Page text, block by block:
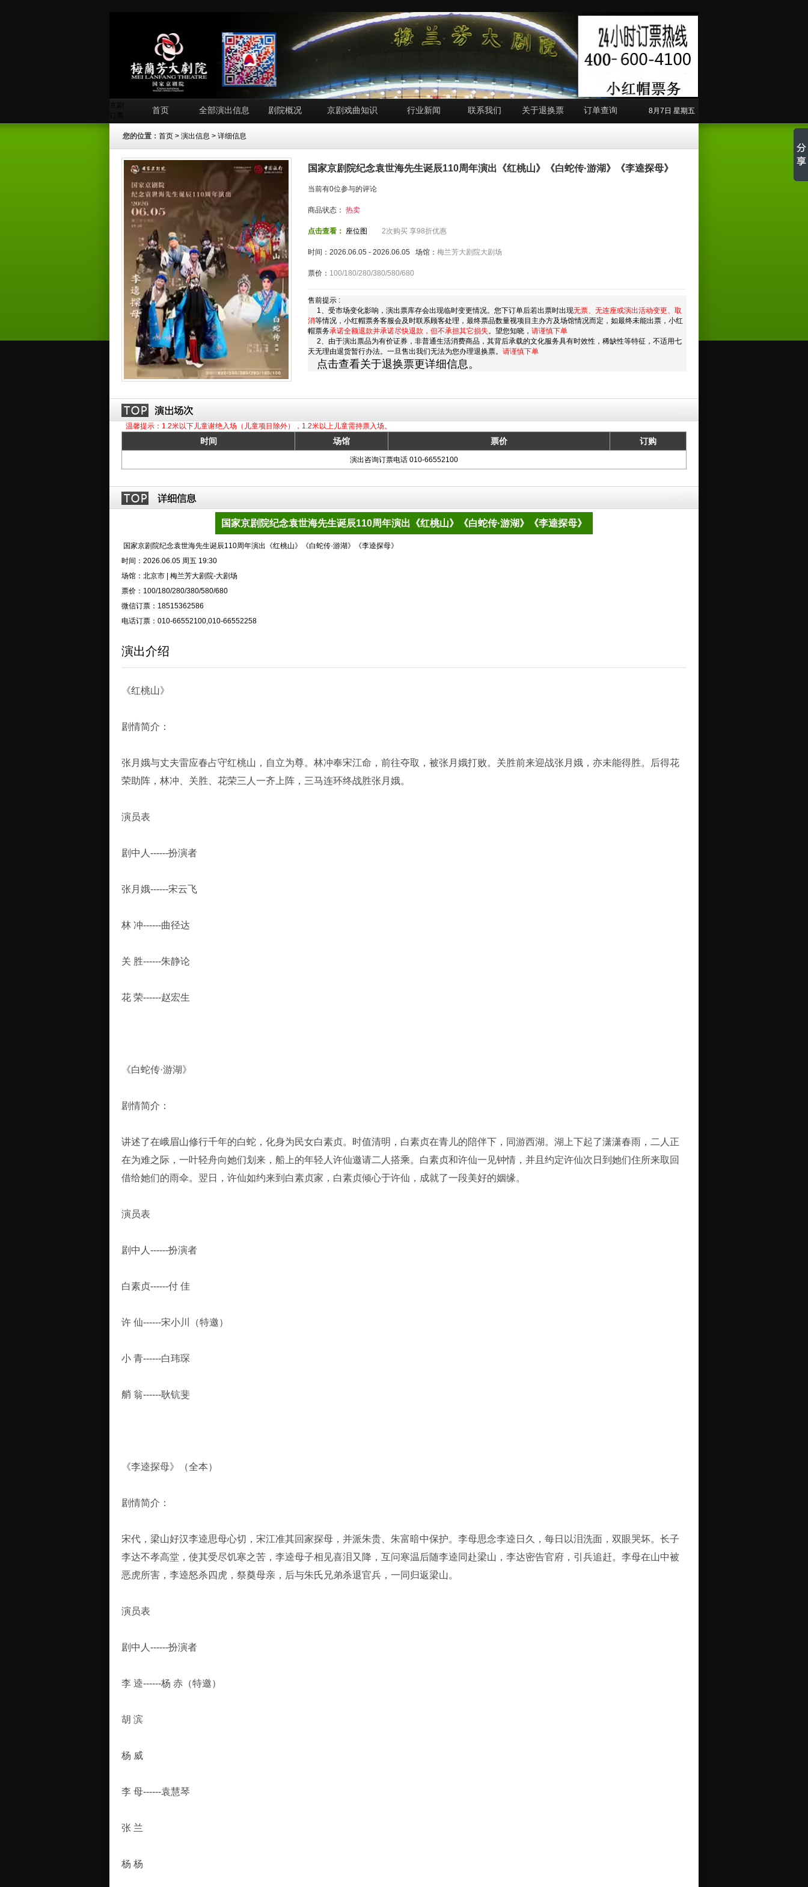
首页 全部演出信息 剧院概况 京剧戏曲知识 行业新闻 联系我们 关于退换票 订单查询 8月7日 星期五
您的位置： 首页 > 演出信息 > 详细信息
国家京剧院纪念袁世海先生诞辰110周年演出《红桃山》《白蛇传·游湖》《李逵探母》
当前有0位参与的评论
商品状态： 热卖
点击查看： 座位图 2次购买 享98折优惠
时间：2026.06.05 - 2026.06.05 场馆： 梅兰芳大剧院大剧场
票价： 100/180/280/380/580/680
售前提示 :
1、受市场变化影响，演出票库存会出现临时变更情况。您下订单后若出票时出现无票、无连座或演出活动变更、取
消等情况，小红帽票务客服会及时联系顾客处理，最终票品数量视项目主办方及场馆情况而定，如最终未能出票，小红
帽票务承诺全额退款并承诺尽快退款，但不承担其它损失。望您知晓， 请谨慎下单
2、由于演出票品为有价证券，非普通生活消费商品，其背后承载的文化服务具有时效性，稀缺性等特征，不适用七
天无理由退货暂行办法。一旦售出我们无法为您办理退换票。 请谨慎下单
点击查看关于退换票更详细信息。
温馨提示：1.2米以下儿童谢绝入场（儿童项目除外），1.2米以上儿童需持票入场。
时间 场馆 票价 订购
演出咨询订票电话 010-66552100
国家京剧院纪念袁世海先生诞辰110周年演出《红桃山》《白蛇传·游湖》《李逵探母》
国家京剧院纪念袁世海先生诞辰110周年演出《红桃山》《白蛇传·游湖》《李逵探母》
时间：2026.06.05 周五 19:30
场馆：北京市 | 梅兰芳大剧院-大剧场
票价：100/180/280/380/580/680
微信订票：18515362586
电话订票：010-66552100,010-66552258
演出介绍
《红桃山》
剧情简介：
张月娥与丈夫雷应春占守红桃山，自立为尊。林冲奉宋江命，前往夺取，被张月娥打败。关胜前来迎战张月娥，亦未能得胜。后得花
荣助阵，林冲、关胜、花荣三人一齐上阵，三马连环终战胜张月娥。
演员表
剧中人------扮演者
张月娥------宋云飞
林 冲------曲径达
关 胜------朱静论
花 荣------赵宏生
《白蛇传·游湖》
剧情简介：
讲述了在峨眉山修行千年的白蛇，化身为民女白素贞。时值清明，白素贞在青儿的陪伴下，同游西湖。湖上下起了潇潇春雨，二人正
在为难之际，一叶轻舟向她们划来，船上的年轻人许仙邀请二人搭乘。白素贞和许仙一见钟情，并且约定许仙次日到她们住所来取回
借给她们的雨伞。翌日，许仙如约来到白素贞家，白素贞倾心于许仙，成就了一段美好的姻缘。
演员表
剧中人------扮演者
白素贞------付 佳
许 仙------宋小川（特邀）
小 青------白玮琛
艄 翁------耿钪斐
《李逵探母》（全本）
剧情简介：
宋代，梁山好汉李逵思母心切，宋江准其回家探母，并派朱贵、朱富暗中保护。李母思念李逵日久，每日以泪洗面，双眼哭坏。长子
李达不孝高堂，使其受尽饥寒之苦，李逵母子相见喜泪又降，互问寒温后随李逵同赴梁山，李达密告官府，引兵追赶。李母在山中被
恶虎所害，李逵怒杀四虎，祭奠母亲，后与朱氏兄弟杀退官兵，一同归返梁山。
演员表
剧中人------扮演者
李 逵------杨 赤（特邀）
胡 滨
杨 威
李 母------袁慧琴
张 兰
杨 杨